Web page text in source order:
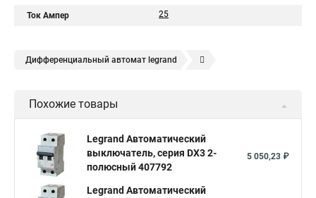
Ток Ампер 25
Дифференциальный автомат legrand
Похожие товары
Legrand Автоматический
выключатель, серия DX3 2-
полюсный 407792
5 050,23 ₽
Legrand Автоматический